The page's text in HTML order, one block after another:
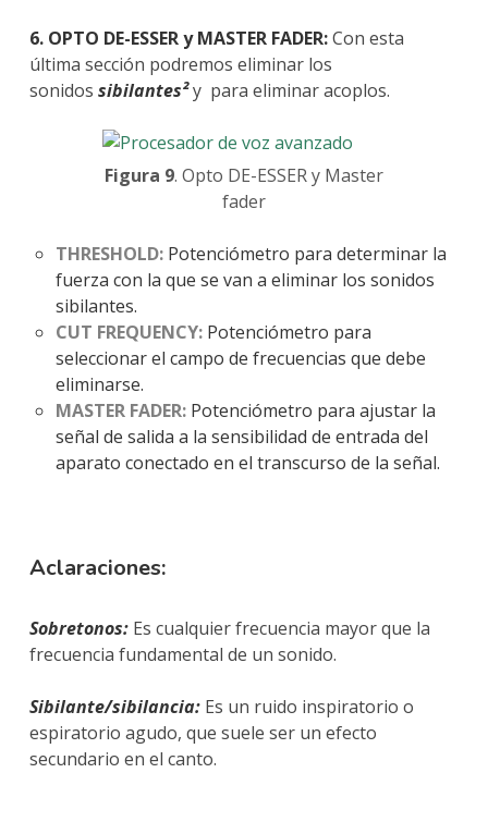
6. OPTO DE-ESSER y MASTER FADER:Con esta
última sección podremos eliminar los
sonidos sibilantes²y para eliminar acoplos.
Figura 9. Opto DE-ESSER y Master
fader
THRESHOLD: Potenciómetro para determinar la
fuerza con la que se van a eliminar los sonidos
sibilantes.
CUT FREQUENCY: Potenciómetro para
seleccionar el campo de frecuencias que debe
eliminarse.
MASTER FADER: Potenciómetro para ajustar la
señal de salida a la sensibilidad de entrada del
aparato conectado en el transcurso de la señal.
Aclaraciones:
Sobretonos: Es cualquier frecuencia mayor que la
frecuencia fundamental de un sonido.
Sibilante/sibilancia: Es un ruido inspiratorio o
espiratorio agudo, que suele ser un efecto
secundario en el canto.